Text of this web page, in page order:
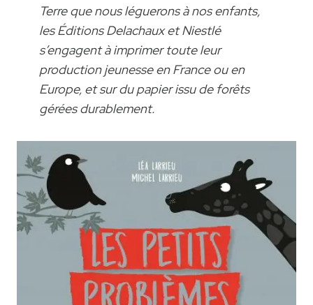
Terre que nous léguerons à nos enfants,
les Éditions Delachaux et Niestlé
s’engagent à imprimer toute leur
production jeunesse en France ou en
Europe, et sur du papier issu de forêts
gérées durablement.